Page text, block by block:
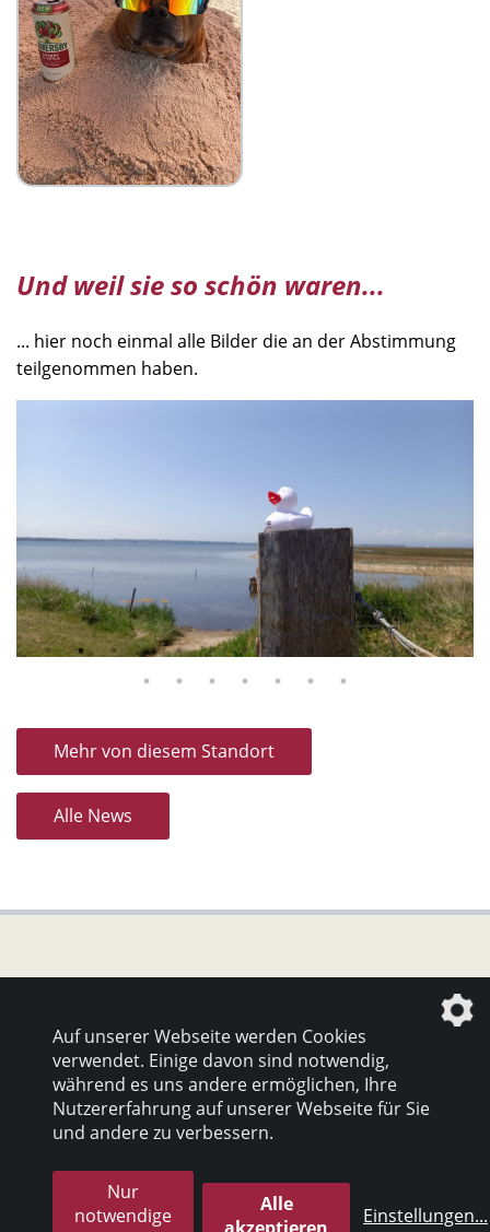
Und weil sie so schön waren...
... hier noch einmal alle Bilder die an der Abstimmung
teilgenommen haben.
Mehr von diesem Standort
Alle News
© 2026 inter pares Sozialholding GmbH
die profilschmiede - Internetagentur
Auf unserer Webseite werden Cookies
verwendet. Einige davon sind notwendig,
während es uns andere ermöglichen, Ihre
Nutzererfahrung auf unserer Webseite für Sie
und andere zu verbessern.
Nur
notwendige
Alle
Einstellungen...